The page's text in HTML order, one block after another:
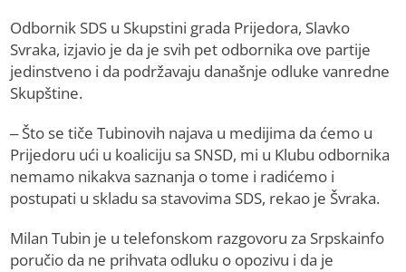
Odbornik SDS u Skupstini grada Prijedora, Slavko
Svraka, izjavio je da je svih pet odbornika ove partije
jedinstveno i da podržavaju današnje odluke vanredne
Skupštine.
– Što se tiče Tubinovih najava u medijima da ćemo u
Prijedoru ući u koaliciju sa SNSD, mi u Klubu odbornika
nemamo nikakva saznanja o tome i radićemo i
postupati u skladu sa stavovima SDS, rekao je Švraka.
Milan Tubin je u telefonskom razgovoru za Srpskainfo
poručio da ne prihvata odluku o opozivu i da je